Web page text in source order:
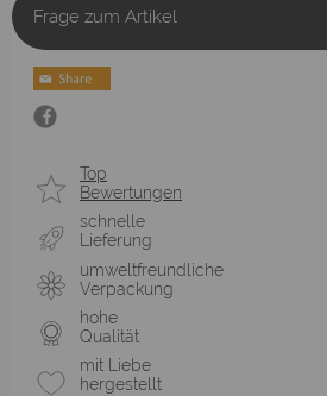
Frage zum Artikel
Top
Bewertungen
schnelle
Lieferung
umweltfreundliche
Verpackung
hohe
Qualität
mit Liebe
hergestellt